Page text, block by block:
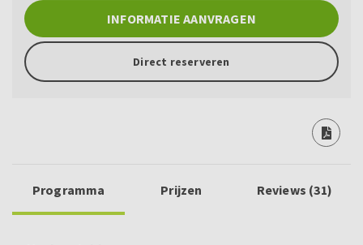
INFORMATIE AANVRAGEN
Direct reserveren
Programma Prijzen Reviews (31)